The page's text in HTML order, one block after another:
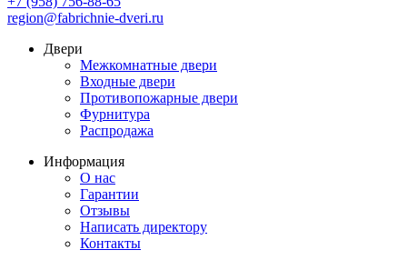
region@fabrichnie-dveri.ru
Двери
Межкомнатные двери
Входные двери
Противопожарные двери
Фурнитура
Распродажа
Информация
О нас
Гарантии
Отзывы
Написать директору
Контакты